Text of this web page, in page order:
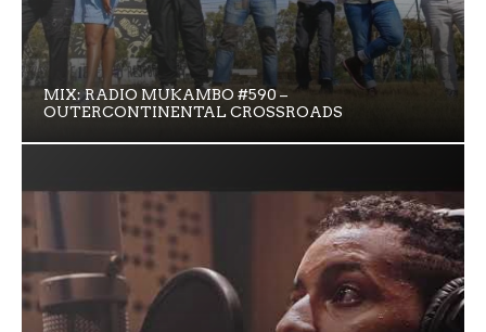
MIX: RADIO MUKAMBO #590 –
OUTERCONTINENTAL CROSSROADS